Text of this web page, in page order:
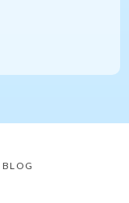
BLOG